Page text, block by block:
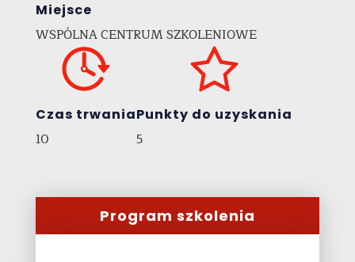
Miejsce
WSPÓLNA CENTRUM SZKOLENIOWE
Czas trwania
10
Punkty do uzyskania
5
Program szkolenia